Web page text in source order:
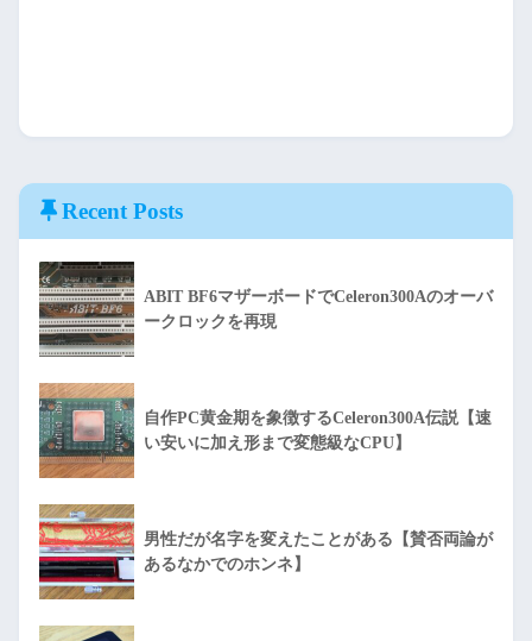
Recent Posts
ABIT BF6マザーボードでCeleron300Aのオーバ
ークロックを再現
自作PC黄金期を象徴するCeleron300A伝説【速
い安いに加え形まで変態級なCPU】
男性だが名字を変えたことがある【賛否両論が
あるなかでのホンネ】